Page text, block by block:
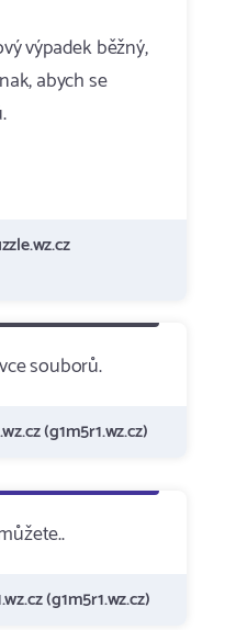
výpadek běžný,
abych se
souborů.
(g1m5r1.wz.cz)
(g1m5r1.wz.cz)